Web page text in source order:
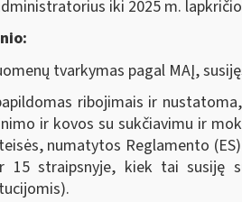
iki 2025 m.
tvarkymas pagal MAĮ,
ribojimais ir
ir kovos su sukčiavimu ir
numatytos Reglamento
straipsnyje, kiek tai susiję